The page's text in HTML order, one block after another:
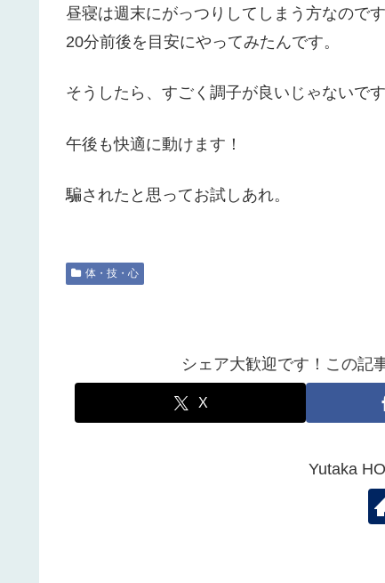
昼寝は週末にがっつりしてしまう方なので
20分前後を目安にやってみたんです。
そうしたら、すごく調子が良いじゃないです
午後も快適に動けます！
騙されたと思ってお試しあれ。
体・技・心
シェア大歓迎です！この記
X
Yutaka